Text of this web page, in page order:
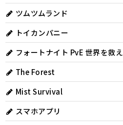
ツムツムランド
トイカンパニー
フォートナイト PvE 世界を救え
The Forest
Mist Survival
スマホアプリ